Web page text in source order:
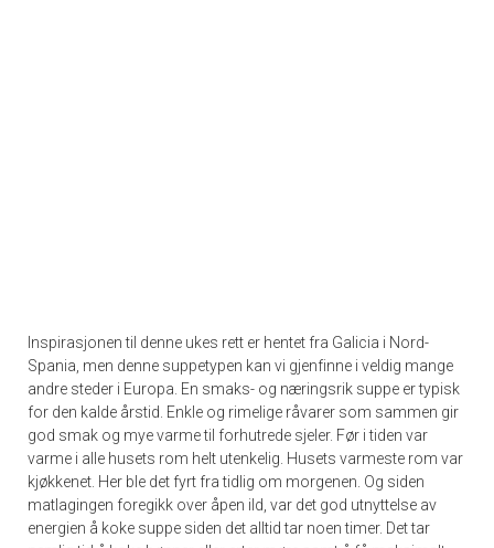
Inspirasjonen til denne ukes rett er hentet fra Galicia i Nord-
Spania, men denne suppetypen kan vi gjenfinne i veldig mange
andre steder i Europa. En smaks- og næringsrik suppe er typisk
for den kalde årstid. Enkle og rimelige råvarer som sammen gir
god smak og mye varme til forhutrede sjeler. Før i tiden var
varme i alle husets rom helt utenkelig. Husets varmeste rom var
kjøkkenet. Her ble det fyrt fra tidlig om morgenen. Og siden
matlagingen foregikk over åpen ild, var det god utnyttelse av
energien å koke suppe siden det alltid tar noen timer. Det tar